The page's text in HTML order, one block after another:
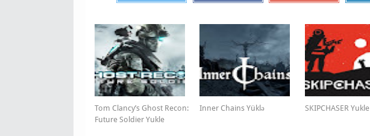
Tom Clancy’s Ghost Recon:
Future Soldier Yukle
Inner Chains Yüklə SKIPCHASER Yukle